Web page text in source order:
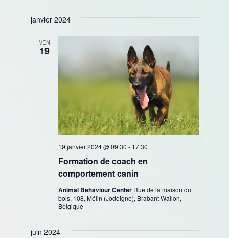
janvier 2024
VEN
19
Formation de coach en
comportement canin
19 janvier 2024 @ 09:30 - 17:30
Animal Behaviour Center Rue de la maison du
bois, 108, Mélin (Jodoigne), Brabant Wallon,
Belgique
juin 2024